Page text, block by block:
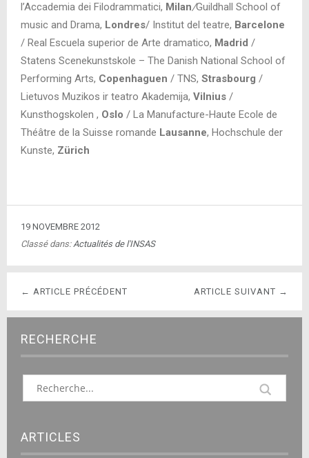
l’Accademia dei Filodrammatici, Milan/Guildhall School of
music and Drama, Londres/ Institut del teatre, Barcelone
/ Real Escuela superior de Arte dramatico, Madrid /
Statens Scenekunstskole – The Danish National School of
Performing Arts, Copenhaguen / TNS, Strasbourg /
Lietuvos Muzikos ir teatro Akademija, Vilnius /
Kunsthogskolen , Oslo / La Manufacture-Haute Ecole de
Théâtre de la Suisse romande Lausanne, Hochschule der
Kunste, Zürich
19 NOVEMBRE 2012
Classé dans:Actualités de l'INSAS
ARTICLE SUIVANT →
← ARTICLE PRÉCÉDENT
RECHERCHE
ARTICLES